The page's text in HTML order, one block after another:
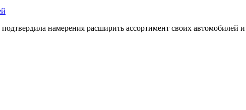
намерения расширить ассортимент своих автомобилей